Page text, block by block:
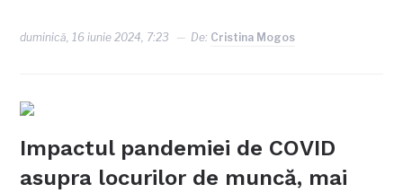
duminică, 16 iunie 2024, 7:23 De: Cristina Mogos
Impactul pandemiei de COVID
asupra locurilor de muncă, mai